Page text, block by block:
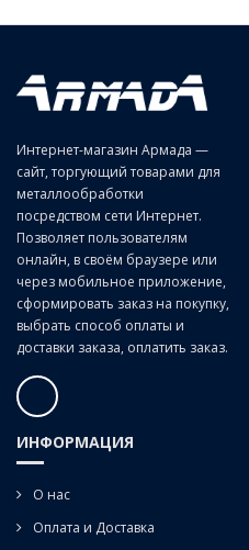
Интернет-магазин Армада —
сайт, торгующий товарами для
металлообработки
посредством сети Интернет.
Позволяет пользователям
онлайн, в своём браузере или
через мобильное приложение,
сформировать заказ на покупку,
выбрать способ оплаты и
доставки заказа, оплатить заказ.
ИНФОРМАЦИЯ
О нас
Оплата и Доставка